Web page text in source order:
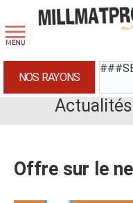
NOS RAYONS
Offre sur le